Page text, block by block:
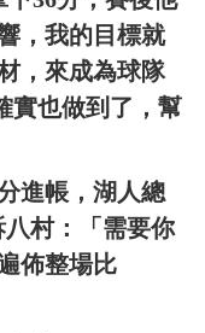
，我的目標就
，來成為球隊
實也做到了，幫
進帳，湖人總
村：「需要你
佈整場比